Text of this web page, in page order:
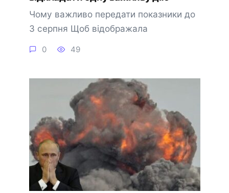
Чому важливо передати показники до
3 серпня Щоб відображала
0 49